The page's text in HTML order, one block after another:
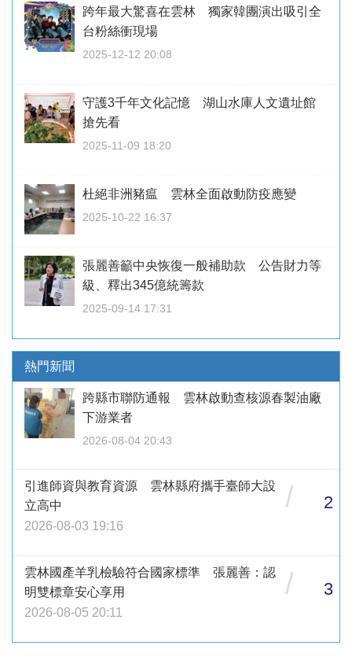
跨年最大驚喜在雲林 獨家韓團演出吸引全
台粉絲衝現場
2025-12-12 20:08
守護3千年文化記憶 湖山水庫人文遺址館
搶先看
2025-11-09 18:20
杜絕非洲豬瘟 雲林全面啟動防疫應變
2025-10-22 16:37
張麗善籲中央恢復一般補助款 公告財力等
級、釋出345億統籌款
2025-09-14 17:31
熱門新聞
跨縣市聯防通報 雲林啟動查核源春製油廠
下游業者
2026-08-04 20:43
引進師資與教育資源 雲林縣府攜手臺師大設
立高中
2026-08-03 19:16
/ 2
雲林國產羊乳檢驗符合國家標準 張麗善：認
明雙標章安心享用
2026-08-05 20:11
/ 3